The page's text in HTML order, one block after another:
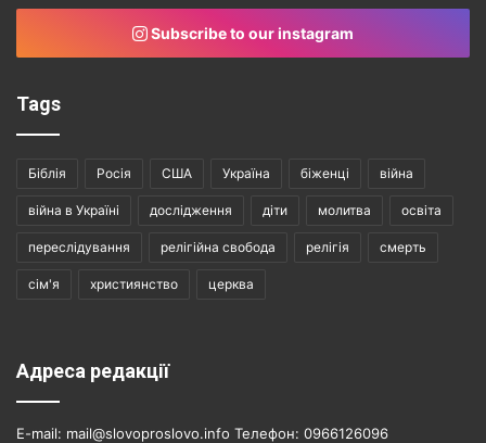
Subscribe to our instagram
Tags
Біблія Росія США Україна біженці війна
війна в Україні дослідження діти молитва освіта
переслідування релігійна свобода релігія смерть
сім'я християнство церква
Адреса редакції
E-mail: mail@slovoproslovo.info Телефон: 0966126096